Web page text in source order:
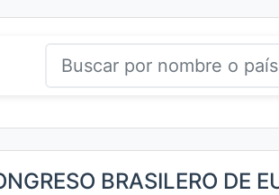
BRASILERO DE